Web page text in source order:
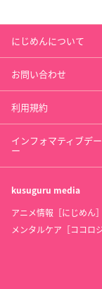
にじめんについて
お問い合わせ
利用規約
インフォマティブデ
ー
kusuguru media
アニメ情報［にじめん］
メンタルケア［ココロジ